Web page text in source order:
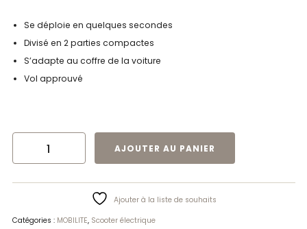
Se déploie en quelques secondes
Divisé en 2 parties compactes
S’adapte au coffre de la voiture
Vol approuvé
QUANTITÉ DE SCOOTER ATTO
AJOUTER AU PANIER
Ajouter à la liste de souhaits
Catégories : MOBILITE, Scooter électrique